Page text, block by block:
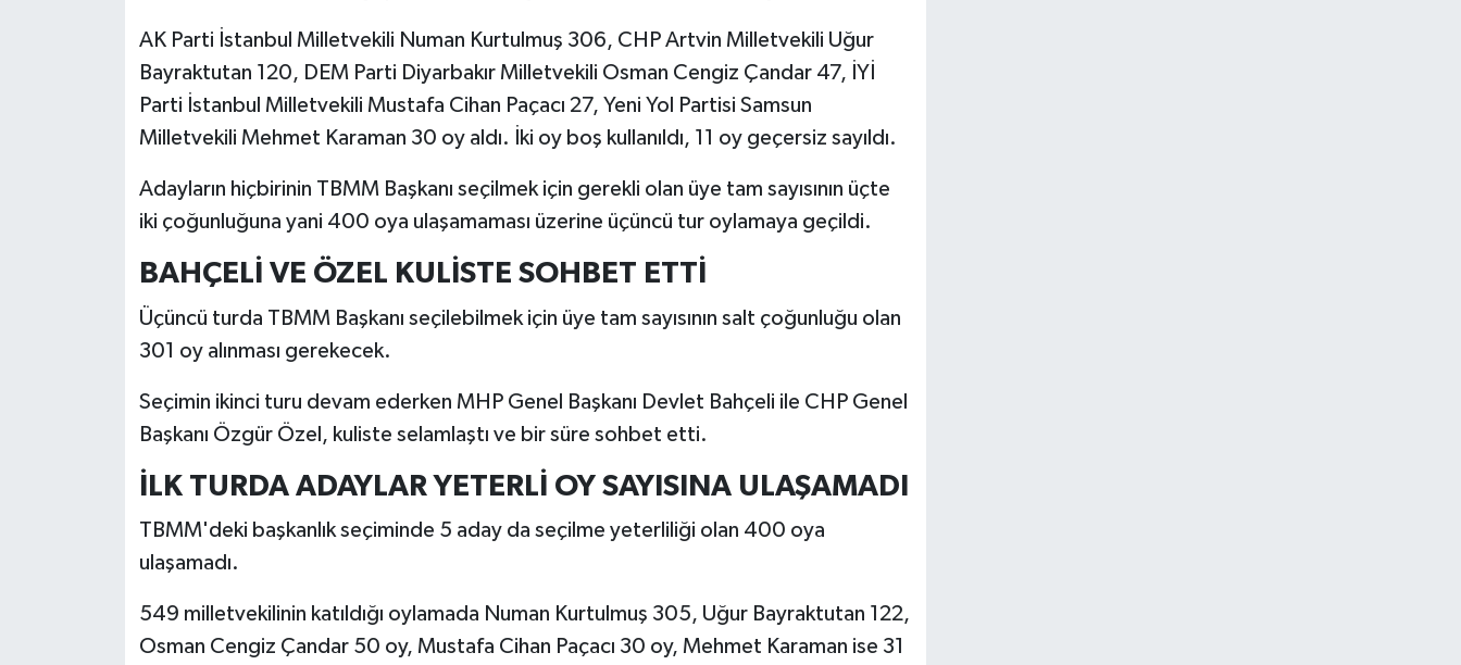
AK Parti İstanbul Milletvekili Numan Kurtulmuş 306, CHP Artvin Milletvekili Uğur
Bayraktutan 120, DEM Parti Diyarbakır Milletvekili Osman Cengiz Çandar 47, İYİ
Parti İstanbul Milletvekili Mustafa Cihan Paçacı 27, Yeni Yol Partisi Samsun
Milletvekili Mehmet Karaman 30 oy aldı. İki oy boş kullanıldı, 11 oy geçersiz sayıldı.
Adayların hiçbirinin TBMM Başkanı seçilmek için gerekli olan üye tam sayısının üçte
iki çoğunluğuna yani 400 oya ulaşamaması üzerine üçüncü tur oylamaya geçildi.
BAHÇELİ VE ÖZEL KULİSTE SOHBET ETTİ
Üçüncü turda TBMM Başkanı seçilebilmek için üye tam sayısının salt çoğunluğu olan
301 oy alınması gerekecek.
Seçimin ikinci turu devam ederken MHP Genel Başkanı Devlet Bahçeli ile CHP Genel
Başkanı Özgür Özel, kuliste selamlaştı ve bir süre sohbet etti.
İLK TURDA ADAYLAR YETERLİ OY SAYISINA ULAŞAMADI
TBMM'deki başkanlık seçiminde 5 aday da seçilme yeterliliği olan 400 oya
ulaşamadı.
549 milletvekilinin katıldığı oylamada Numan Kurtulmuş 305, Uğur Bayraktutan 122,
Osman Cengiz Çandar 50 oy, Mustafa Cihan Paçacı 30 oy, Mehmet Karaman ise 31